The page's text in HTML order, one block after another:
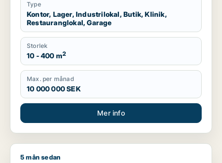
Type
Kontor, Lager, Industrilokal, Butik, Klinik,
Restauranglokal, Garage
Storlek
10 - 400 m2
Max. per månad
10 000 000 SEK
Mer info
Sumaia söker lager, restauranglokal, fastighetsmark,
5 mån sedan